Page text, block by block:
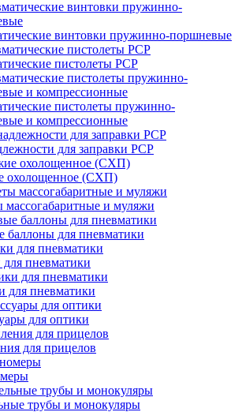
винтовки пружинно-поршневые
пистолеты PCP
пистолеты пружинно-
и компрессионные
для заправки PCP
охолощенное (СХП)
массогабаритные и муляжи
баллоны для пневматики
пневматики
для пневматики
для оптики
для прицелов
трубы и монокуляры